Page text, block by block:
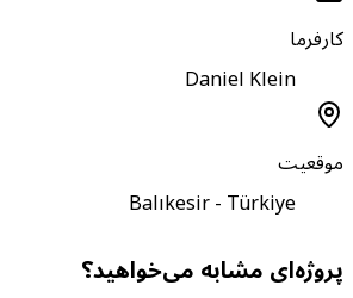
Daniel Klein
Balıkesir - Türkiye
مشابه می‌خواهید؟